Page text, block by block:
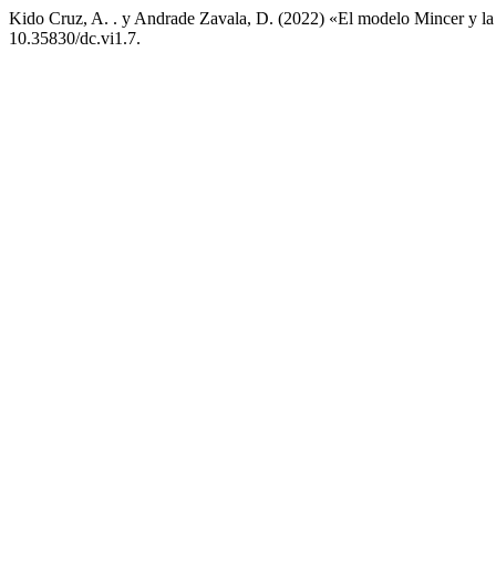
Kido Cruz, A. . y Andrade Zavala, D. (2022) «El modelo Mincer y
10.35830/dc.vi1.7.